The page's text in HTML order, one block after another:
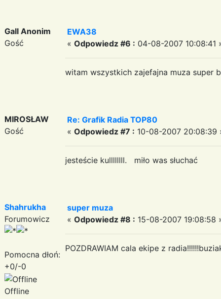
Gall Anonim
Gość
EWA38
« Odpowiedz #6 : 04-08-2007 10:08:41
witam wszystkich zajefajna muza super
MIROSŁAW
Gość
Re: Grafik Radia TOP80
« Odpowiedz #7 : 10-08-2007 20:08:39
jesteście kullllllll. miło was słuchać
Shahrukha
Forumowicz
Pomocna dłoń:
+0/-0
Offline
super muza
« Odpowiedz #8 : 15-08-2007 19:08:58
POZDRAWIAM cala ekipe z